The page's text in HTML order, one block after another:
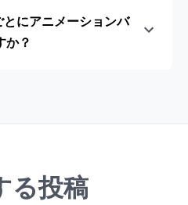
にアニメーションバ
か？
る投稿